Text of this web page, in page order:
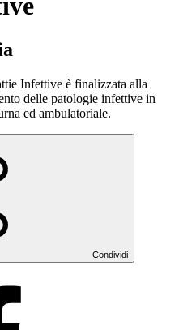
Infettive è finalizzata alla
delle patologie infettive in
ed ambulatoriale.
Condividi